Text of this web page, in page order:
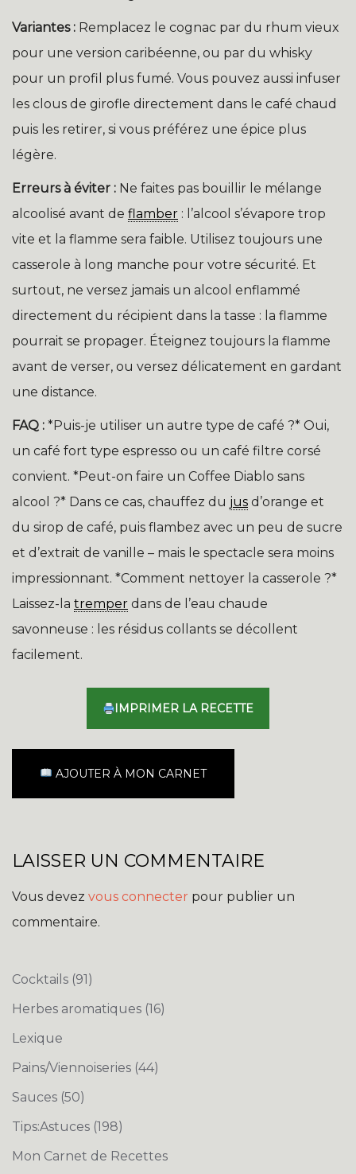
Variantes : Remplacez le cognac par du rhum vieux
pour une version caribéenne, ou par du whisky
pour un profil plus fumé. Vous pouvez aussi infuser
les clous de girofle directement dans le café chaud
puis les retirer, si vous préférez une épice plus
légère.
Erreurs à éviter : Ne faites pas bouillir le mélange
alcoolisé avant de flamber : l’alcool s’évapore trop
vite et la flamme sera faible. Utilisez toujours une
casserole à long manche pour votre sécurité. Et
surtout, ne versez jamais un alcool enflammé
directement du récipient dans la tasse : la flamme
pourrait se propager. Éteignez toujours la flamme
avant de verser, ou versez délicatement en gardant
une distance.
FAQ : *Puis-je utiliser un autre type de café ?* Oui,
un café fort type espresso ou un café filtre corsé
convient. *Peut-on faire un Coffee Diablo sans
alcool ?* Dans ce cas, chauffez du jus d’orange et
du sirop de café, puis flambez avec un peu de sucre
et d’extrait de vanille – mais le spectacle sera moins
impressionnant. *Comment nettoyer la casserole ?*
Laissez-la tremper dans de l’eau chaude
savonneuse : les résidus collants se décollent
facilement.
IMPRIMER LA RECETTE
AJOUTER À MON CARNET
LAISSER UN COMMENTAIRE
Vous devez vous connecter pour publier un
commentaire.
Cocktails (91)
Herbes aromatiques (16)
Lexique
Pains/Viennoiseries (44)
Sauces (50)
Tips:Astuces (198)
Mon Carnet de Recettes